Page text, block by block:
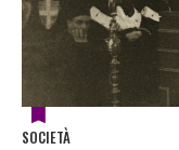
SOCIETÀ